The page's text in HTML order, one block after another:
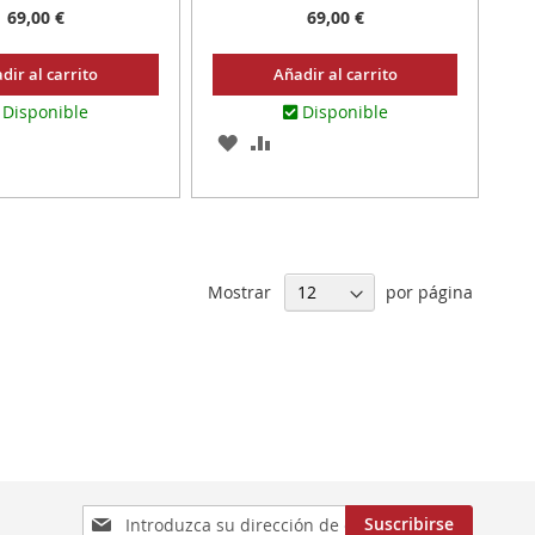
69,00 €
al carrito
Disponible
69,00 €
Añadir al carrito
Disponible
AGREGAR
LOSCOMPARAR
Mostrar por página
Inscríbase
Suscribirse